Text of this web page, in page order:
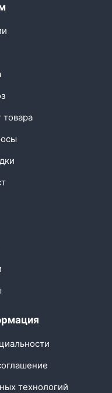
товара
технологий